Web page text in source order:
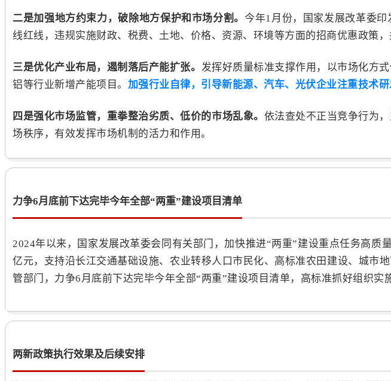
二是加强地方约束力，破除地方保护和市场分割。今年1月份，
国家发展改革委
线红线，违规实施财政、税费、土地、价格、资源、环境等方面的招商优惠政策
三是优化产业布局，遏制落后产能扩张。 发挥好质量标准支撑作用，以市场化方
铝等行业新增产能项目。 加强行业自律，引导新能源、汽车、光伏企业注重技术研
四是强化市场监管，重拳整治劣质、低价的市场乱象。 依法查处不正当竞争行为
场秩序，有效发挥市场机制的活力和作用。
力争6月底前下达完毕今年全部“两重”建设项目清单
2024年以来，国家发展改革委会同有关部门，加快推进“两重”建设重点任务高
亿元，支持沿长江交通基础设施、农业转移人口市民化、高标准农田建设、城市
管部门，力争6月底前下达完毕今年全部“两重”建设项目清单，高标准抓好组织实
两新政策执行效果及后续安排